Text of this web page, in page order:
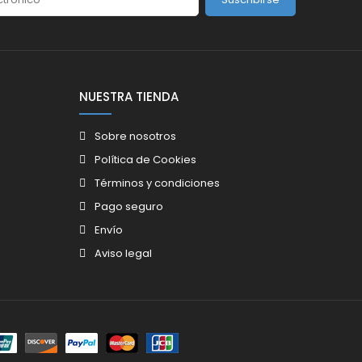
NUESTRA TIENDA
Sobre nosotros
Política de Cookies
Términos y condiciones
Pago seguro
Envío
Aviso legal